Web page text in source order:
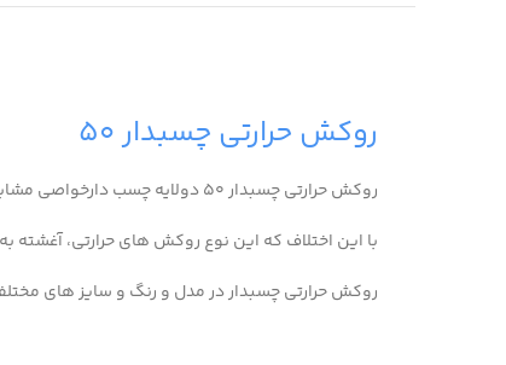
روکش حرارتی چسبدار ۵۰
روکش حرارتی چسبدار ۵۰ دولایه چسب دارخواصی مشابه روکش های حرارتی تک لایه دارند.
با این اختلاف که این نوع روکش های حرارتی،
روکش حرارتی چسبدار در مدل و رنگ و سایز های